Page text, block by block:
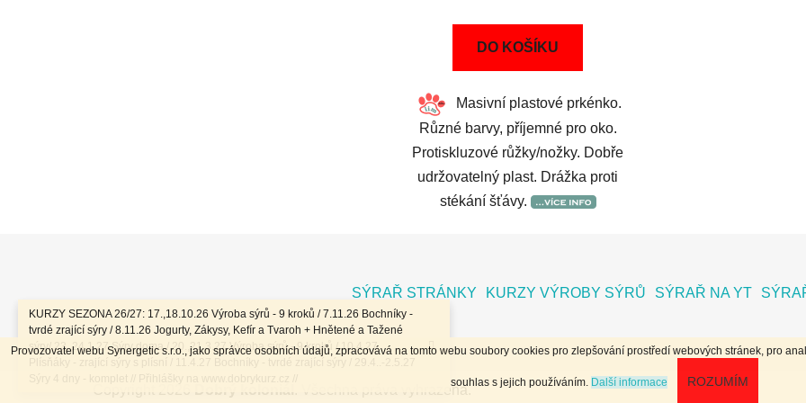
Provozovatel webu Synergetic s.r.o., jako správce osobních údajů, zpracovává na tomto webu soubory cookies pro zlepšování prostředí webových stránek, pro
souhlas s jejich používáním. Další informace ROZUMÍM
KURZY SEZONA 26/27: 17.,18.10.26 Výroba sýrů - 9 kroků / 7.11.26 Bochníky -
tvrdé zrající sýry / 8.11.26 Jogurty, Zákysy, Kefír a Tvaroh + Hnětené a Tažené
sýry/ 23.,24.1.27 Sýry doma / 20.,21.3.27 Výroba sýrů - 9 kroků / 10.4.27
Sýry 4 dny - komplet // Přihlášky na www.dobrykurz.cz //
DO KOŠÍKU
Masivní plastové prkénko.
Různé barvy, příjemné pro oko.
Protiskluzové růžky/nožky. Dobře
udržovatelný plast. Drážka proti
stékání šťávy.
a
SÝRAŘ STRÁNKY KURZY VÝROBY SÝRŮ SÝRAŘ NA YT
. Všechna práva vyhrazena.